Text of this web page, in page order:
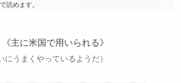
で読めます。
主に米国で用いられる》
うまくやっているようだ）